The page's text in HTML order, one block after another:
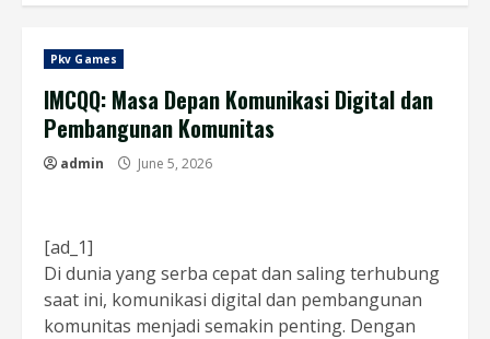
Pkv Games
IMCQQ: Masa Depan Komunikasi Digital dan
Pembangunan Komunitas
admin June 5, 2026
[ad_1]
Di dunia yang serba cepat dan saling terhubung
saat ini, komunikasi digital dan pembangunan
komunitas menjadi semakin penting. Dengan